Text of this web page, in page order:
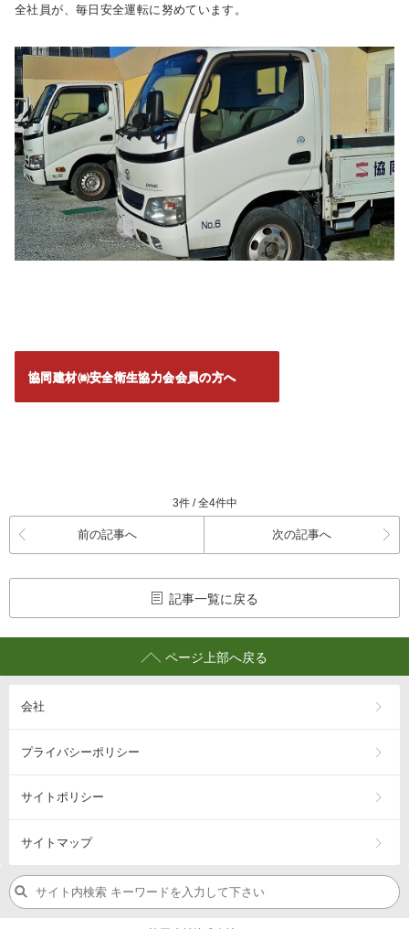
全社員が、毎日安全運転に努めています。
協同建材㈱安全衛生協力会会員の方へ
3件 / 全4件中
前の記事へ 次の記事へ
記事一覧に戻る
ページ上部へ戻る
会社
プライバシーポリシー
サイトポリシー
サイトマップ